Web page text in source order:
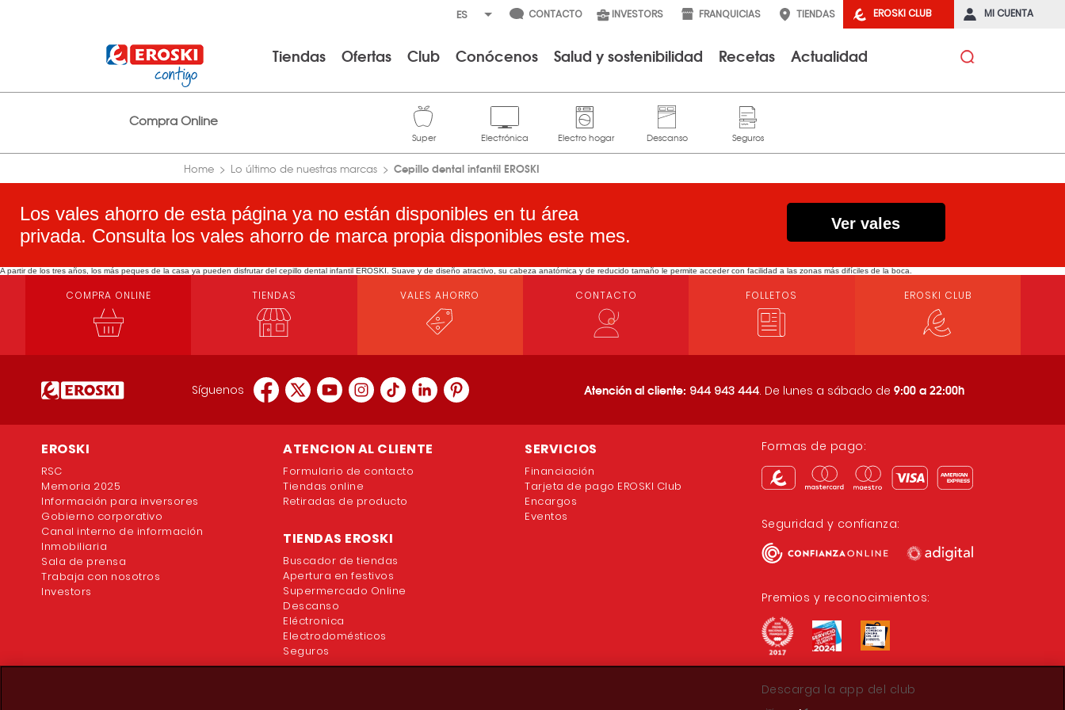
EROSKI CLUB MI CUENTA
CONTACTO INVESTORS FRANQUICIAS TIENDAS
Tiendas Ofertas Club Conócenos Salud y sostenibilidad Recetas Actualidad
Compra Online
Home Lo último de nuestras marcas Cepillo dental infantil EROSKI
Los vales ahorro de esta página ya no están disponibles en tu área
privada. Consulta los vales ahorro de marca propia disponibles este mes.
Ver vales
A partir de los tres años, los más peques de la casa ya pueden disfrutar del cepillo dental infantil EROSKI. Suave y de diseño atractivo, su cabeza anatómica y de reducido tamaño le permite acceder con facilidad a las zonas más difíciles de la boca.
COMPRA ONLINE TIENDAS VALES AHORRO CONTACTO FOLLETOS EROSKI CLUB
Síguenos Atención al cliente: 944 943 444. De lunes a sábado de 9:00 a 22:00h
EROSKI
RSC
Memoria 2025
Información para inversores
Gobierno corporativo
Canal interno de información
Inmobiliaria
Sala de prensa
Trabaja con nosotros
Investors
ATENCION AL CLIENTE
Formulario de contacto
Tiendas online
Retiradas de producto
TIENDAS EROSKI
Buscador de tiendas
Apertura en festivos
Supermercado Online
Descanso
Eléctronica
Electrodomésticos
Seguros
SERVICIOS
Financiación
Tarjeta de pago EROSKI Club
Encargos
Eventos
Formas de pago:
Seguridad y confianza:
Premios y reconocimientos:
Descarga la app del club